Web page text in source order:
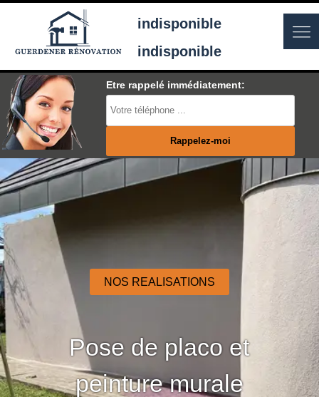
indisponible
indisponible
Etre rappelé immédiatement:
NOS REALISATIONS
Pose de placo et
peinture murale